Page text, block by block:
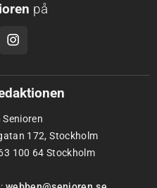
på
172, Stockholm
100 64 Stockholm